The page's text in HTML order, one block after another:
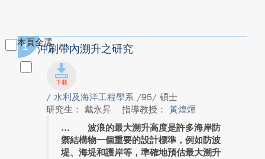
本頁全選
1 沖刷帶內溯升之研究
/ 水利及海洋工程學系 /95/ 碩士
研究生： 戴永昇
指導教授： 黃煌煇
波浪的最大溯升高度是許多海岸防
禦結構物一個重要的設計標準，例如防波
堤、海堤和護岸等，準確地預估最大溯升